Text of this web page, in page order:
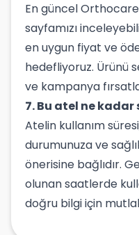
En güncel
sayfamızı
en uygun fiyat ve
hedefliyoruz. Ürünü
ve kampanya
7. Bu atel ne kadar
Atelin kullanım
durumunuza ve
önerisine bağlıdır.
olunan saatlerde
doğru bilgi için